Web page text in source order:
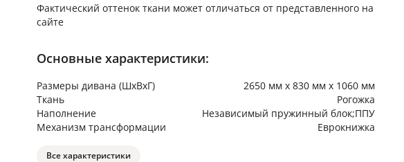
Фактический оттенок ткани может отличаться от представленного на
сайте
Основные характеристики:
Размеры дивана (ШхВхГ)
2650 мм х 830 мм х 1060 мм
Ткань
Рогожка
Наполнение
Независимый пружинный блок;ППУ
Механизм трансформации
Еврокнижка
Все характеристики